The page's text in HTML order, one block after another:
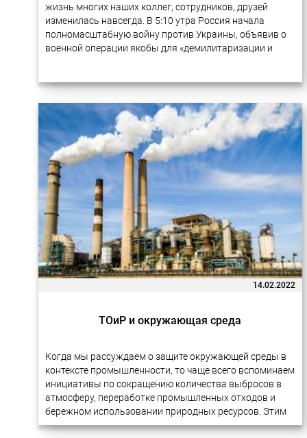
жизнь многих наших коллег, сотрудников, друзей
изменилась навсегда. В 5:10 утра Россия начала
полномасштабную войну против Украины, объявив о
военной операции якобы для «демилитаризации и
14.02.2022
ТОиР и окружающая среда
Когда мы рассуждаем о защите окружающей среды в
контексте промышленности, то чаще всего вспоминаем
инициативы по сокращению количества выбросов в
атмосферу, переработке промышленных отходов и
бережном использовании природных ресурсов. Этим
вопросам действительно уделяется много внимания